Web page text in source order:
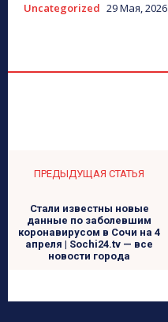
Uncategorized 29 Мая, 2026
ПРЕДЫДУЩАЯ СТАТЬЯ
Стали известны новые
данные по заболевшим
коронавирусом в Сочи на 4
апреля | Sochi24.tv — все
новости города